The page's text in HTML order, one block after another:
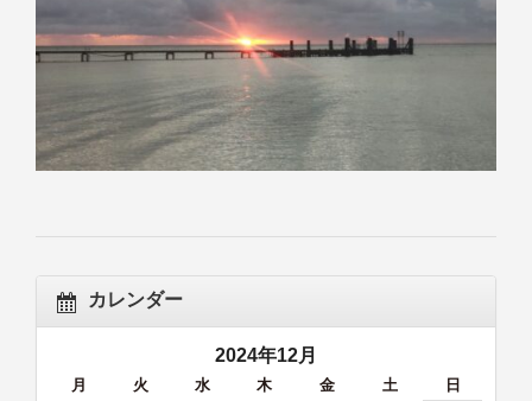
カレンダー
2024年12月
月 火 水 木 金 土 日